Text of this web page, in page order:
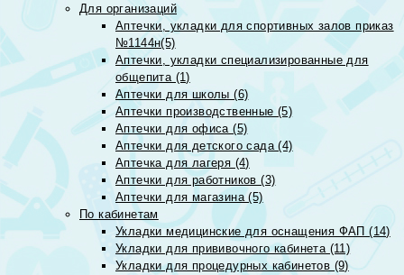
Для организаций
Аптечки, укладки для спортивных залов приказ
№1144н(5)
Аптечки, укладки специализированные для
общепита (1)
Аптечки для школы (6)
Аптечки производственные (5)
Аптечки для офиса (5)
Аптечки для детского сада (4)
Аптечка для лагеря (4)
Аптечки для работников (3)
Аптечки для магазина (5)
По кабинетам
Укладки медицинские для оснащения ФАП (14)
Укладки для прививочного кабинета (11)
Укладки для процедурных кабинетов (9)